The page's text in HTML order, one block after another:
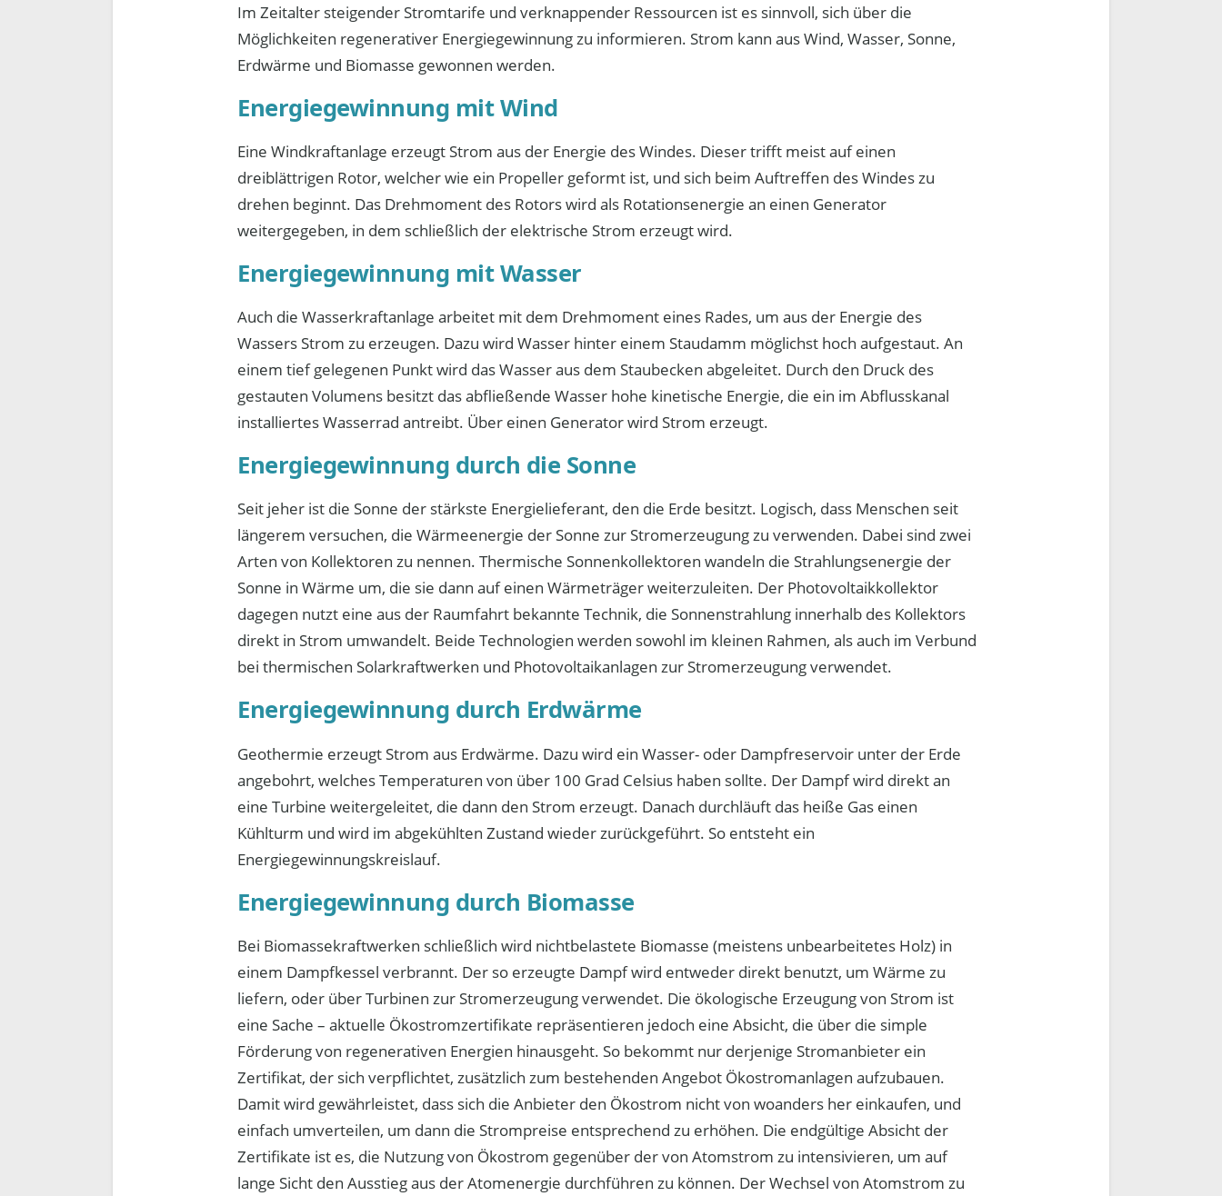
Im Zeitalter steigender Stromtarife und verknappender Ressourcen ist es sinnvoll, sich über die
Möglichkeiten regenerativer Energiegewinnung zu informieren. Strom kann aus Wind, Wasser, Sonne,
Erdwärme und Biomasse gewonnen werden.
Energiegewinnung mit Wind
Eine Windkraftanlage erzeugt Strom aus der Energie des Windes. Dieser trifft meist auf einen
dreiblättrigen Rotor, welcher wie ein Propeller geformt ist, und sich beim Auftreffen des Windes zu
drehen beginnt. Das Drehmoment des Rotors wird als Rotationsenergie an einen Generator
weitergegeben, in dem schließlich der elektrische Strom erzeugt wird.
Energiegewinnung mit Wasser
Auch die Wasserkraftanlage arbeitet mit dem Drehmoment eines Rades, um aus der Energie des
Wassers Strom zu erzeugen. Dazu wird Wasser hinter einem Staudamm möglichst hoch aufgestaut. An
einem tief gelegenen Punkt wird das Wasser aus dem Staubecken abgeleitet. Durch den Druck des
gestauten Volumens besitzt das abfließende Wasser hohe kinetische Energie, die ein im Abflusskanal
installiertes Wasserrad antreibt. Über einen Generator wird Strom erzeugt.
Energiegewinnung durch die Sonne
Seit jeher ist die Sonne der stärkste Energielieferant, den die Erde besitzt. Logisch, dass Menschen seit
längerem versuchen, die Wärmeenergie der Sonne zur Stromerzeugung zu verwenden. Dabei sind zwei
Arten von Kollektoren zu nennen. Thermische Sonnenkollektoren wandeln die Strahlungsenergie der
Sonne in Wärme um, die sie dann auf einen Wärmeträger weiterzuleiten. Der Photovoltaikkollektor
dagegen nutzt eine aus der Raumfahrt bekannte Technik, die Sonnenstrahlung innerhalb des Kollektors
direkt in Strom umwandelt. Beide Technologien werden sowohl im kleinen Rahmen, als auch im Verbund
bei thermischen Solarkraftwerken und Photovoltaikanlagen zur Stromerzeugung verwendet.
Energiegewinnung durch Erdwärme
Geothermie erzeugt Strom aus Erdwärme. Dazu wird ein Wasser- oder Dampfreservoir unter der Erde
angebohrt, welches Temperaturen von über 100 Grad Celsius haben sollte. Der Dampf wird direkt an
eine Turbine weitergeleitet, die dann den Strom erzeugt. Danach durchläuft das heiße Gas einen
Kühlturm und wird im abgekühlten Zustand wieder zurückgeführt. So entsteht ein
Energiegewinnungskreislauf.
Energiegewinnung durch Biomasse
Bei Biomassekraftwerken schließlich wird nichtbelastete Biomasse (meistens unbearbeitetes Holz) in
einem Dampfkessel verbrannt. Der so erzeugte Dampf wird entweder direkt benutzt, um Wärme zu
liefern, oder über Turbinen zur Stromerzeugung verwendet. Die ökologische Erzeugung von Strom ist
eine Sache – aktuelle Ökostromzertifikate repräsentieren jedoch eine Absicht, die über die simple
Förderung von regenerativen Energien hinausgeht. So bekommt nur derjenige Stromanbieter ein
Zertifikat, der sich verpflichtet, zusätzlich zum bestehenden Angebot Ökostromanlagen aufzubauen.
Damit wird gewährleistet, dass sich die Anbieter den Ökostrom nicht von woanders her einkaufen, und
einfach umverteilen, um dann die Strompreise entsprechend zu erhöhen. Die endgültige Absicht der
Zertifikate ist es, die Nutzung von Ökostrom gegenüber der von Atomstrom zu intensivieren, um auf
lange Sicht den Ausstieg aus der Atomenergie durchführen zu können. Der Wechsel von Atomstrom zu